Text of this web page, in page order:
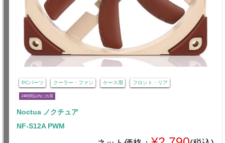
PCパーツ クーラー・ファン ケース用 フロント・リア
24時間以内に出荷
Noctua ノクチュア
NF-S12A PWM